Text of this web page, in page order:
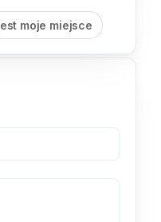
moje miejsce